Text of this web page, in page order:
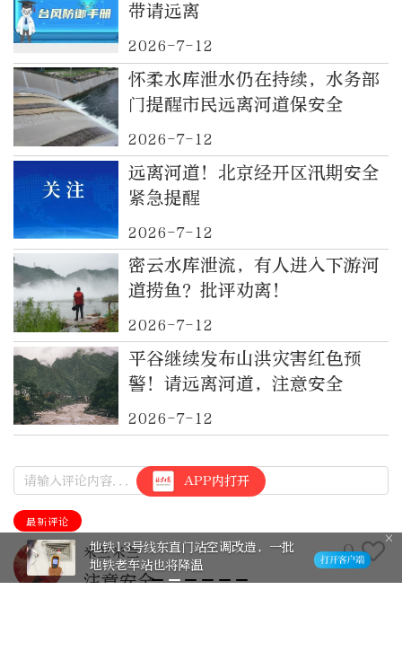
带请远离
2026-7-12
怀柔水库泄水仍在持续，水务部
门提醒市民远离河道保安全
2026-7-12
远离河道！北京经开区汛期安全
紧急提醒
2026-7-12
密云水库泄流，有人进入下游河
道捞鱼？批评劝离！
2026-7-12
平谷继续发布山洪灾害红色预
警！请远离河道，注意安全
2026-7-12
最新评论
米兰米兰
0
注意安全
APP内打开
地铁13号线东直门站空调改造，一批
地铁老车站也将降温